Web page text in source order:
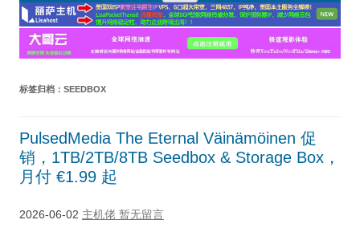
正
文
标签归档： SEEDBOX
PulsedMedia The Eternal Väinämöinen 促
销，1TB/2TB/8TB Seedbox & Storage Box，
月付 €1.99 起
2026-06-02 主机佬 暂无留言